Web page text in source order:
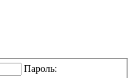
Пароль: